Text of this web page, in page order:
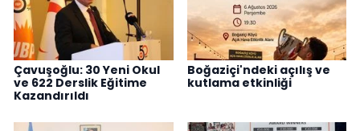
Çavuşoğlu: 30 Yeni Okul
ve 622 Derslik Eğitime
Kazandırıldı
Boğaziçi'ndeki açılış ve
kutlama etkinliği